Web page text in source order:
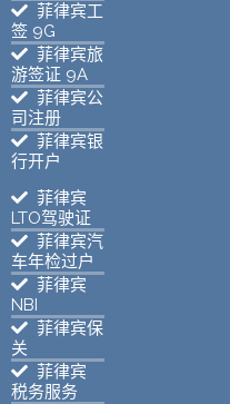
菲律宾工
签 9G
菲律宾旅
游签证 9A
菲律宾公
司注册
菲律宾银
行开户
菲律宾
LTO驾驶证
菲律宾汽
车年检过户
菲律宾
NBI
菲律宾保
关
菲律宾
税务服务